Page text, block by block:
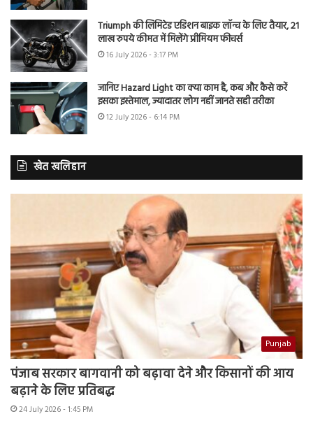
Triumph की लिमिटेड एडिशन बाइक लॉन्च के लिए तैयार, 21
लाख रुपये कीमत में मिलेंगे प्रीमियम फीचर्स
16 July 2026 - 3:17 PM
जानिए Hazard Light का क्या काम है, कब और कैसे करें
इसका इस्तेमाल, ज्यादातर लोग नहीं जानते सही तरीका
12 July 2026 - 6:14 PM
खेत खलिहान
Punjab
पंजाब सरकार बागवानी को बढ़ावा देने और किसानों की आय
बढ़ाने के लिए प्रतिबद्ध
24 July 2026 - 1:45 PM